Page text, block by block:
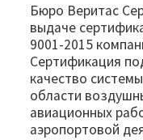
Бюро Веритас
выдаче
9001-2015
Сертификация
качество
области
авиационных
аэропортовой